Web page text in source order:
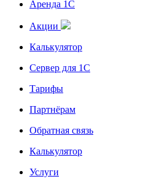
Аренда 1С
Акции
Калькулятор
Сервер для 1С
Тарифы
Партнёрам
Обратная связь
Калькулятор
Услуги